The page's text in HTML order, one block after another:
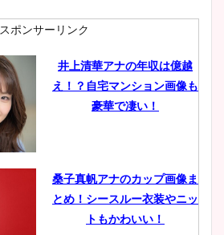
肉も凄い！
鈴木唯の太ってた時の体重が
ヤバすぎww原因や痩せたダ
豊島実季アナのカップ画像ま
とめ！美脚や水着姿に年齢も
スポンサーリンク
井上清華アナの年収は億越
え！？自宅マンション画像も
豪華で凄い！
桑子真帆アナのカップ画像ま
とめ！シースルー衣装やニッ
トもかわいい！